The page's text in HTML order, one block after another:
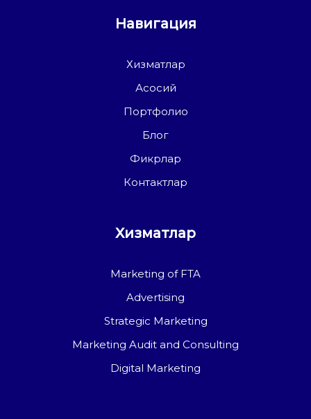
Навигация
Хизматлар
Асосий
Портфолио
Блог
Фикрлар
Контактлар
Хизматлар
Marketing of FTA
Advertising
Strategic Marketing
Marketing Audit and Consulting
Digital Marketing